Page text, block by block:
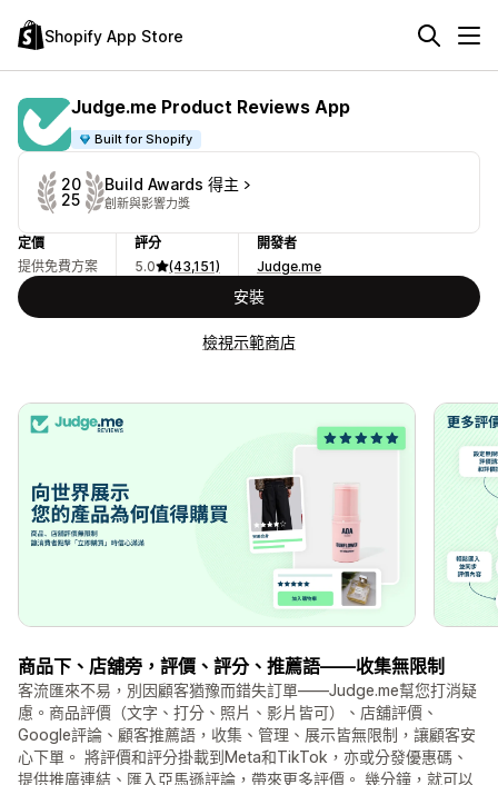
Shopify App Store
Judge.me Product Reviews App
Built for Shopify
20
25
Build Awards 得主
創新與影響力獎
定價
提供免費方案
評分
5.0
(43,151)
開發者
Judge.me
安裝
檢視示範商店
商品下、店舖旁，評價、評分、推薦語——收集無限制
客流匯來不易，別因顧客猶豫而錯失訂單——Judge.me幫您打消疑
慮。商品評價（文字、打分、照片、影片皆可）、店舖評價、
Google評論、顧客推薦語，收集、管理、展示皆無限制，讓顧客安
心下單。 將評價和評分掛載到Meta和TikTok，亦或分發優惠碼、
提供推廣連結、匯入亞馬遜評論，帶來更多評價。 幾分鐘，就可以